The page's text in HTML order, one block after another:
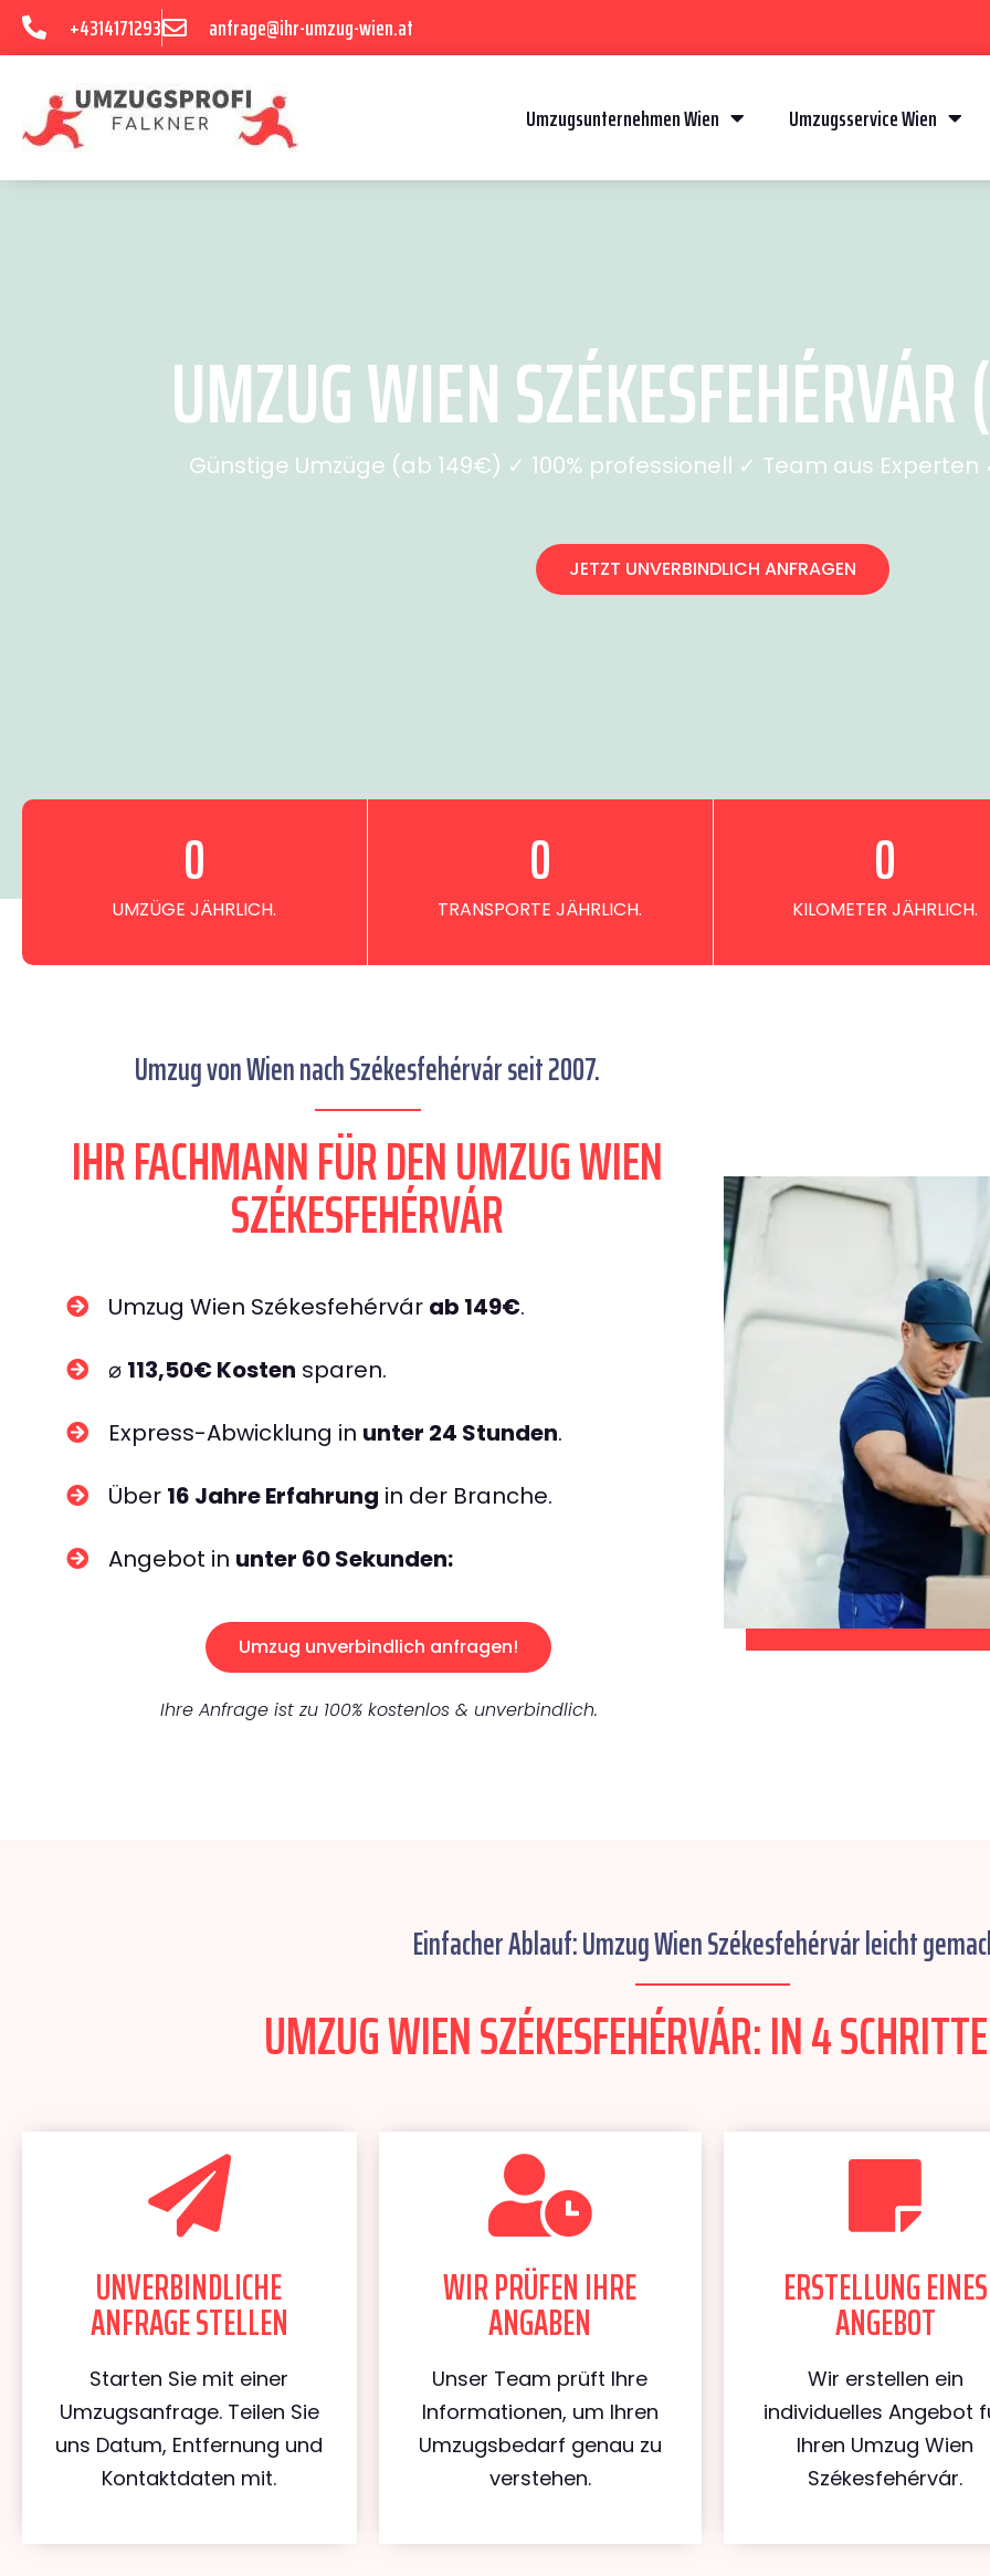
+4314171293 anfrage@ihr-umzug-wien.at
Umzugsunternehmen Wien Umzugsservice Wien
UMZUG WIEN
Günstige Umzüge (ab 149€) ✓ 100% professionell ✓ Team aus
JETZT UNVERBINDLICH ANFRAGEN
UMZÜGE JÄHRLICH.
0
TRANSPORTE JÄHRLICH.
0
KILOMETER JÄHRLICH.
0
Umzug von Wien nach Székesfehérvár seit 2007.
IHR FACHMANN FÜR DEN UMZUG WIEN
SZÉKESFEHÉRVÁR
Umzug Wien Székesfehérvár ab 149€.
⌀ 113,50€ Kosten sparen.
Express-Abwicklung in unter 24 Stunden.
Über 16 Jahre Erfahrung in der Branche.
Angebot in unter 60 Sekunden:
Umzug unverbindlich anfragen!
Ihre Anfrage ist zu 100% kostenlos & unverbindlich.
Einfacher Ablauf: Umzug Wien Székesfehérvár leicht
UMZUG WIEN SZÉKESFEHÉRVÁR: IN 4
UNVERBINDLICHE
ANFRAGE STELLEN
Starten Sie mit einer
Umzugsanfrage. Teilen Sie
uns Datum, Entfernung und
Kontaktdaten mit.
WIR PRÜFEN IHRE
ANGABEN
Unser Team prüft Ihre
Informationen, um Ihren
Umzugsbedarf genau zu
verstehen.
ERSTELLUNG EINES
ANGEBOT
Wir erstellen ein
individuelles Angebot
Ihren Umzug Wien
Székesfehérvár.